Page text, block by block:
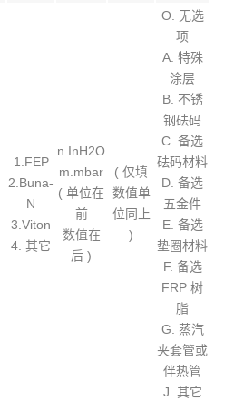
1.FEP
2.Buna-
N
3.Viton
4. 其它
n.InH2O
m.mbar
( 单位在
前
数值在
后 )
( 仅填
数值单
位同上
)
O. 无选
项
A. 特殊
涂层
B. 不锈
钢砝码
C. 备选
砝码材料
D. 备选
五金件
E. 备选
垫圈材料
F. 备选
FRP 树
脂
G. 蒸汽
夹套管或
伴热管
J. 其它